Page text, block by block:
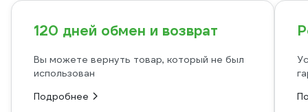
120 дней обмен и возврат
Вы можете вернуть товар, который не был
использован
Подробнее